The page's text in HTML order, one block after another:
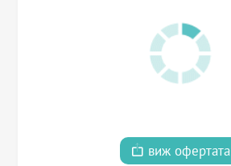
виж офертата